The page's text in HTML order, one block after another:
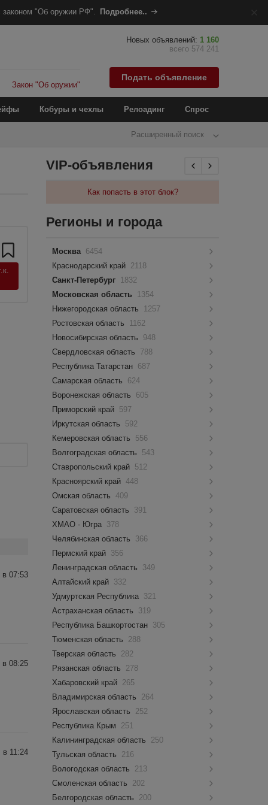
законом "Об оружии РФ". Подробнее..
Закон "Об оружии"
Новых объявлений: 1 160
всего 574 241
Подать объявление
Кобуры и чехлы Релоадинг Спрос
Расширенный поиск
07:53
08:25
11:24
VIP-объявления
Как попасть в этот блок?
Регионы и города
Москва 6454
Краснодарский край 2118
Санкт-Петербург 1832
Московская область 1354
Нижегородская область
1257
Ростовская область
1162
Новосибирская область
948
Свердловская область
788
Республика Татарстан 687
Самарская область
624
Воронежская область
605
Приморский край 597
Иркутская область
592
Кемеровская область
556
Волгоградская область
543
Ставропольский край 512
Красноярский край 448
Омская область
409
Саратовская область
391
ХМАО - Югра 378
Челябинская область
366
Пермский край 356
Ленинградская область
349
Алтайский край 332
Удмуртская Республика 321
Астраханская область
319
Республика Башкортостан 305
Тюменская область
288
Тверская область
282
Рязанская область
278
Хабаровский край 265
Владимирская область
264
Ярославская область
252
Республика Крым
251
Калининградская область
250
Тульская область
216
Вологодская область
213
Смоленская область
202
Белгородская область
200